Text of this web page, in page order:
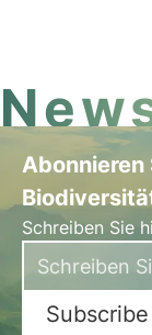
Abonnieren
Schreiben Sie
Subscribe